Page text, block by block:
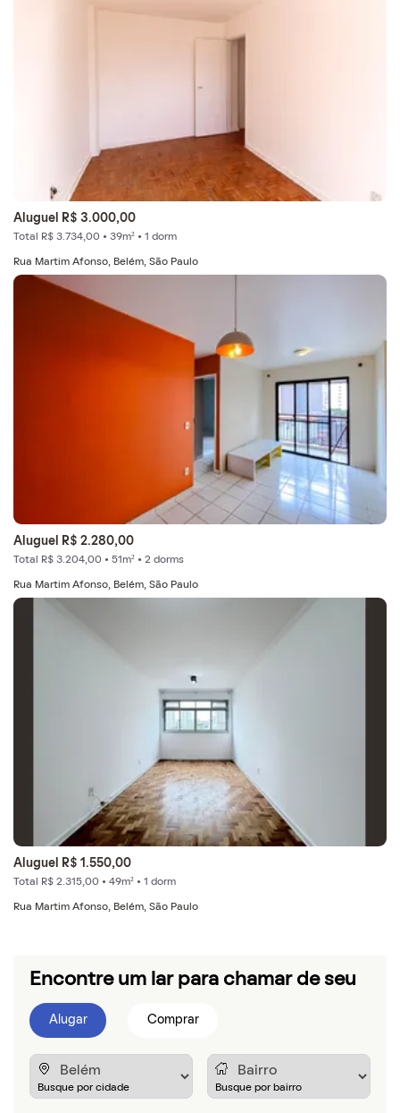
Encontre um lar para chamar de seu
Alugar Comprar
Aluguel R$ 3.000,00
Total R$ 3.734,00 • 39m² • 1 dorm
Rua Martim Afonso, Belém, São Paulo
Aluguel R$ 2.280,00
Total R$ 3.204,00 • 51m² • 2 dorms
Rua Martim Afonso, Belém, São Paulo
Aluguel R$ 1.550,00
Total R$ 2.315,00 • 49m² • 1 dorm
Rua Martim Afonso, Belém, São Paulo